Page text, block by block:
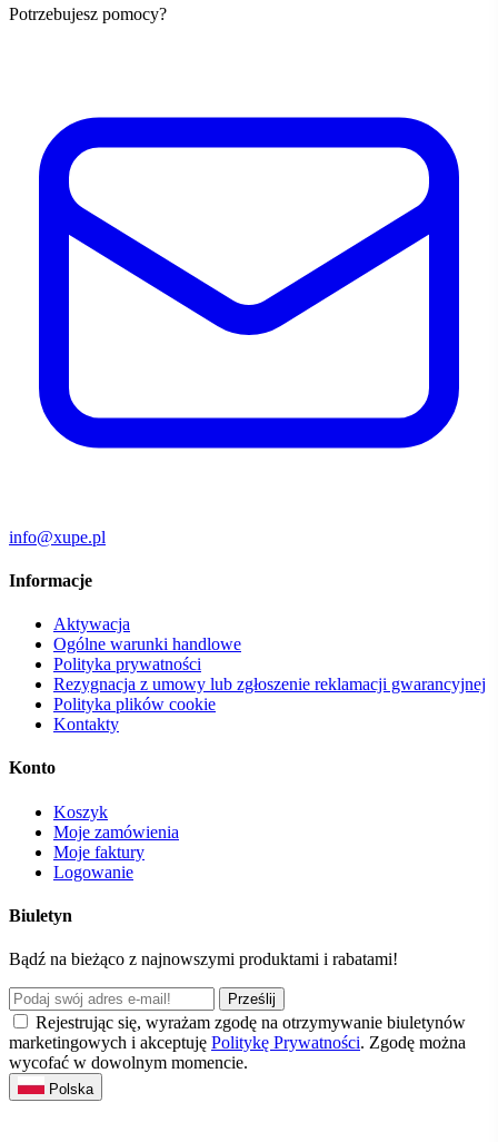
Potrzebujesz pomocy?
info@xupe.pl
Informacje
Aktywacja
Ogólne warunki handlowe
Polityka prywatności
Rezygnacja z umowy lub zgłoszenie reklamacji gwarancyjnej
Polityka plików cookie
Kontakty
Konto
Koszyk
Moje zamówienia
Moje faktury
Logowanie
Biuletyn
Bądź na bieżąco z najnowszymi produktami i rabatami!
Prześlij
Rejestrując się, wyrażam zgodę na otrzymywanie biuletynów
marketingowych i akceptuję Politykę Prywatności. Zgodę można
wycofać w dowolnym momencie.
Polska